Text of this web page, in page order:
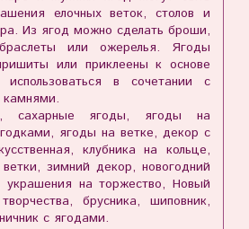
елочных веток, столов и
Из ягод можно сделать броши,
или ожерелья. Ягоды
или приклеены к основе
в сочетании с
камнями.
сахарные ягоды, ягоды на
ягоды на ветке, декор с
клубника на кольце,
зимний декор, новогодний
украшения на торжество, Новый
брусника, шиповник,
с ягодами.